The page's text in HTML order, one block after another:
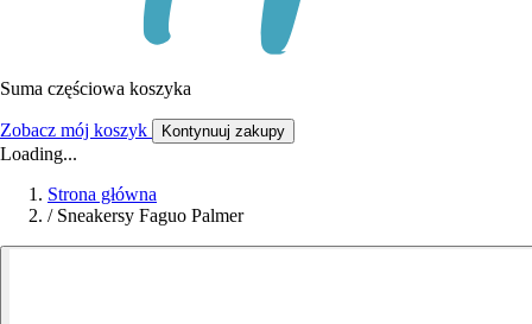
Suma częściowa koszyka
Zobacz mój koszyk Kontynuuj zakupy
Loading...
Strona główna
/ Sneakersy Faguo Palmer